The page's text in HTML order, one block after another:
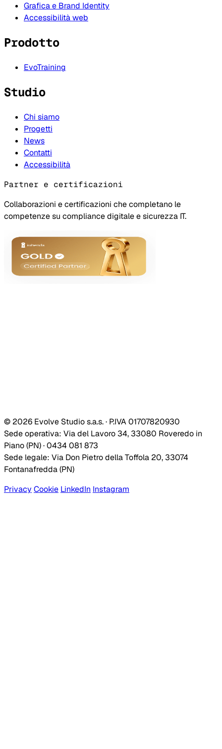
Grafica e Brand Identity
Accessibilità web
Prodotto
EvoTraining
Studio
Chi siamo
Progetti
News
Contatti
Accessibilità
Partner e certificazioni
Collaborazioni e certificazioni che completano le
competenze su compliance digitale e sicurezza IT.
© 2026 Evolve Studio s.a.s. · P.IVA 01707820930
Sede operativa: Via del Lavoro 34, 33080 Roveredo in
Piano (PN) · 0434 081 873
Sede legale: Via Don Pietro della Toffola 20, 33074
Fontanafredda (PN)
Privacy Cookie LinkedIn Instagram